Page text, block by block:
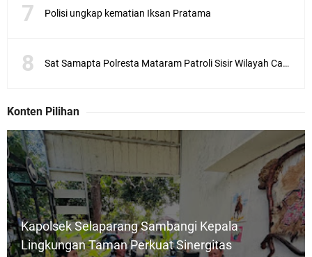
Polisi ungkap kematian Iksan Pratama
Sat Samapta Polresta Mataram Patroli Sisir Wilayah Cakranegara
Konten Pilihan
Kapolsek Selaparang Sambangi Kepala
Lingkungan Taman Perkuat Sinergitas